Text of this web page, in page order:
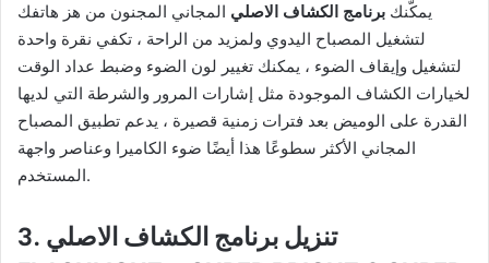
يمكّنك برنامج الكشاف الاصلي المجاني المجنون من هز هاتفك
لتشغيل المصباح اليدوي ولمزيد من الراحة ، تكفي نقرة واحدة
لتشغيل وإيقاف الضوء ، يمكنك تغيير لون الضوء وضبط عداد الوقت
لخيارات الكشاف الموجودة مثل إشارات المرور والشرطة التي لديها
القدرة على الوميض بعد فترات زمنية قصيرة ، يدعم تطبيق المصباح
المجاني الأكثر سطوعًا هذا أيضًا ضوء الكاميرا وعناصر واجهة
المستخدم.
3. تنزيل برنامج الكشاف الاصلي